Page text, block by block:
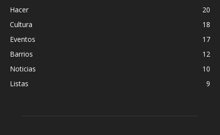
Hacer
20
Cultura
18
Eventos
17
Barrios
12
Noticias
10
Listas
9